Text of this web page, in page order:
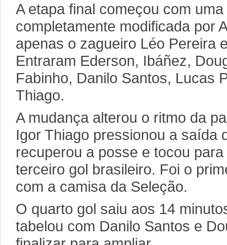
A etapa final começou com
completamente modificada por
apenas o zagueiro Léo Pereira
Entraram Ederson, Ibáñez,
Fabinho, Danilo Santos, Lucas
Thiago.
A mudança alterou o ritmo da
Igor Thiago pressionou a saída
recuperou a posse e tocou
terceiro gol brasileiro. Foi o
com a camisa da Seleção.
O quarto gol saiu aos 14
tabelou com Danilo Santos e